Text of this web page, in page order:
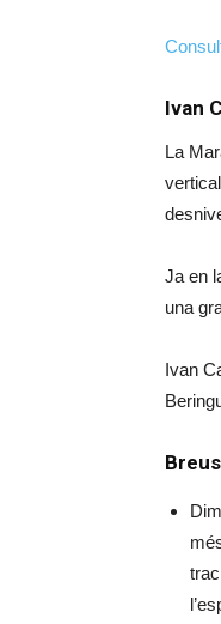
Ivan
La
Ja en
una
Ivan